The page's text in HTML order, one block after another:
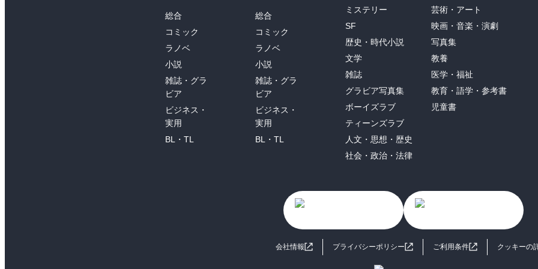
総合
コミック
ラノベ
小説
雑誌・グラ
ビア
ビジネス・
実用
BL・TL
総合
コミック
ラノベ
小説
雑誌・グラ
ビア
ビジネス・
実用
BL・TL
ミステリー
SF
歴史・時代小説
文学
雑誌
グラビア写真集
ボーイズラブ
ティーンズラブ
人文・思想・歴史
社会・政治・法律
芸術・アート
映画・音楽・演劇
写真集
教養
医学・福祉
教育・語学・参考書
児童書
会社情報 プライバシーポリシー ご利用条件 クッキーの